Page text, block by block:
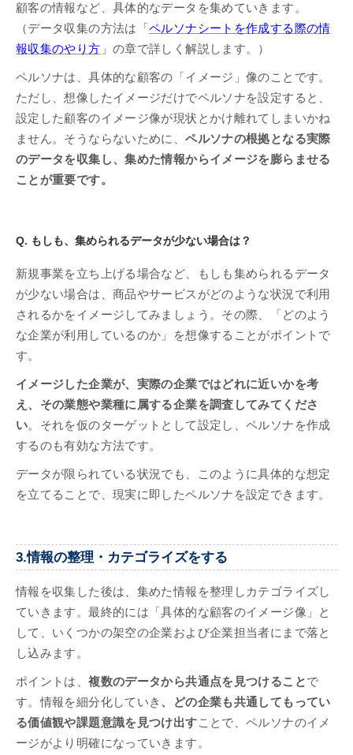
顧客の情報など、具体的なデータを集めていきます。
（データ収集の方法は「ペルソナシートを作成する際の情
報収集のやり方 」の章で詳しく解説します。）
ペルソナは、具体的な顧客の「イメージ」像のことです。
ただし、想像したイメージだけでペルソナを設定すると、
設定した顧客のイメージ像が現状とかけ離れてしまいかね
ません。そうならないために、ペルソナの根拠となる実際
のデータを収集し、集めた情報からイメージを膨らませる
ことが重要です。
Q. もしも、集められるデータが少ない場合は？
新規事業を立ち上げる場合など、もしも集められるデータ
が少ない場合は、商品やサービスがどのような状況で利用
されるかをイメージしてみましょう。その際、「どのよう
な企業が利用しているのか」を想像することがポイントで
す。
イメージした企業が、実際の企業ではどれに近いかを考
え、その業態や業種に属する企業を調査してみてくださ
い。それを仮のターゲットとして設定し、ペルソナを作成
するのも有効な方法です。
データが限られている状況でも、このように具体的な想定
を立てることで、現実に即したペルソナを設定できます。
3.情報の整理・カテゴライズをする
情報を収集した後は、集めた情報を整理しカテゴライズし
ていきます。最終的には「具体的な顧客のイメージ像」と
して、いくつかの架空の企業および企業担当者にまで落と
し込みます。
ポイントは、複数のデータから共通点を見つけることで
す。情報を細分化していき 、どの企業も共通してもってい
る価値観や課題意識を見つけ出すことで、ペルソナのイメ
ージがより明確になっていきます。